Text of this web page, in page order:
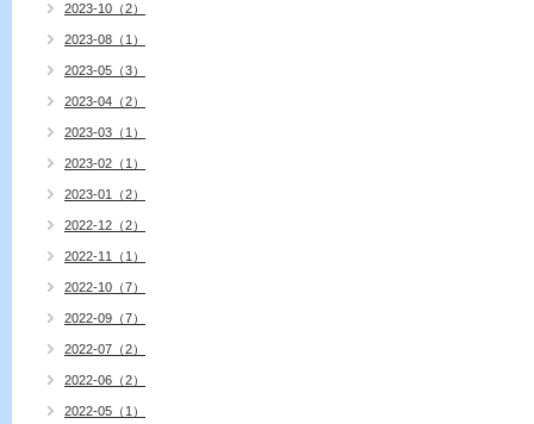
2023-10（2）
2023-08（1）
2023-05（3）
2023-04（2）
2023-03（1）
2023-02（1）
2023-01（2）
2022-12（2）
2022-11（1）
2022-10（7）
2022-09（7）
2022-07（2）
2022-06（2）
2022-05（1）